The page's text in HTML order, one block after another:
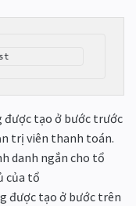
được tạo ở bước trước
trị viên thanh toán.
danh ngắn cho tổ
của tổ
được tạo ở bước trên